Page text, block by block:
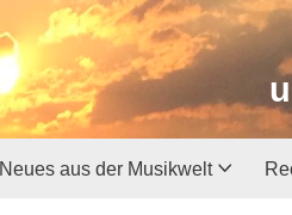
Neues aus der Musikwelt